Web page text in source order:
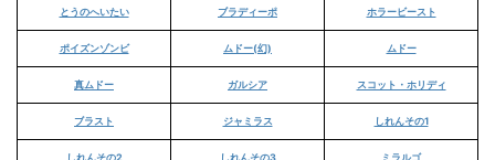
とうのへいたい ブラディーポ ホラービースト
ポイズンゾンビ ムドー(幻) ムドー
真ムドー ガルシア スコット・ホリディ
ブラスト ジャミラス しれんその1
しれんその2 しれんその3 ミラルゴ